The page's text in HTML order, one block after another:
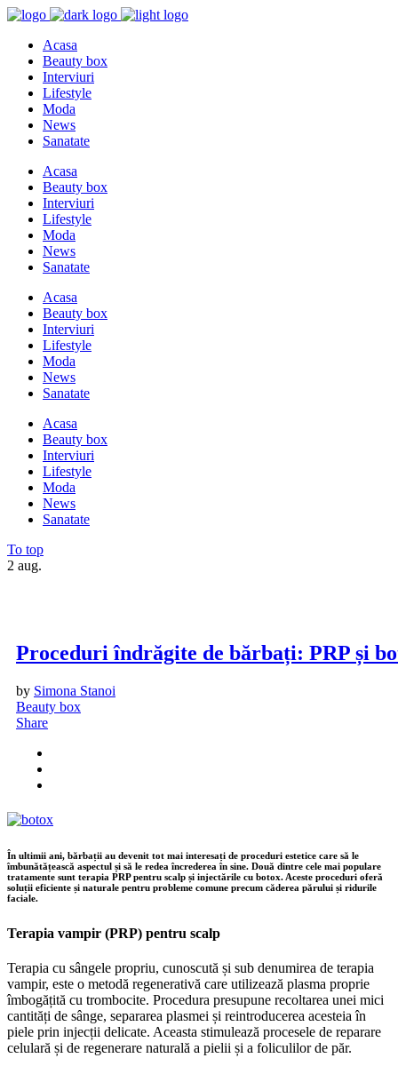
Acasa
Beauty box
Interviuri
Lifestyle
Moda
News
Sanatate
Acasa
Beauty box
Interviuri
Lifestyle
Moda
News
Sanatate
Acasa
Beauty box
Interviuri
Lifestyle
Moda
News
Sanatate
Acasa
Beauty box
Interviuri
Lifestyle
Moda
News
Sanatate
To top
2 aug.
Proceduri îndrăgite de bărbați: PRP și
by Simona Stanoi
Beauty box
Share
În ultimii ani, bărbații au devenit tot mai interesați de proceduri estetice care să le
îmbunătățească aspectul și să le redea încrederea în sine. Două dintre cele mai populare
tratamente sunt terapia PRP pentru scalp și injectările cu botox. Aceste proceduri oferă
soluții eficiente și naturale pentru probleme comune precum căderea părului și ridurile
faciale.
Terapia vampir (PRP) pentru scalp
Terapia cu sângele propriu, cunoscută și sub denumirea de terapia
vampir, este o metodă regenerativă care utilizează plasma proprie
îmbogățită cu trombocite. Procedura presupune recoltarea unei mici
cantități de sânge, separarea plasmei și reintroducerea acesteia în
piele prin injecții delicate. Aceasta stimulează procesele de reparare
celulară și de regenerare naturală a pielii și a foliculilor de păr.